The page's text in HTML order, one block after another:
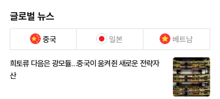
글로벌 뉴스
중국 일본 베트남
희토류 다음은 광모듈…중국이 움켜쥔 새로운 전략자
산